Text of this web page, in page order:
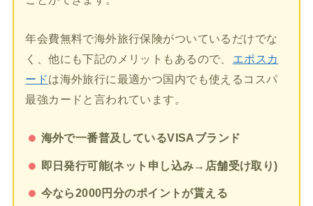
年会費無料で海外旅行保険がついているだけでな
く、他にも下記のメリットもあるので、
エポスカ
ードは海外旅行に最適かつ国内でも使えるコスパ
最強カードと言われています。
海外で一番普及しているVISAブランド
即日発行可能(ネット申し込み→店舗受け取り)
今なら2000円分のポイントが貰える